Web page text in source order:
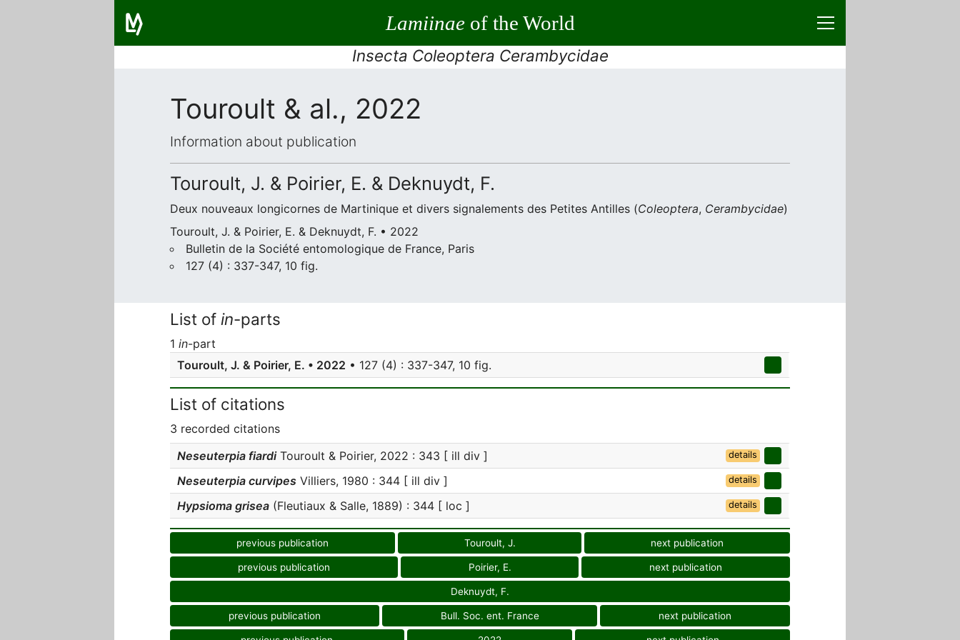
Lamiinaeof the World
Insecta Coleoptera Cerambycidae
Touroult & al., 2022
Information about publication
Touroult, J. & Poirier, E. & Deknuydt, F.
Deux nouveaux longicornes de Martinique et divers signalements des Petites Antilles (Coleoptera, Cerambycidae)
Touroult, J. & Poirier, E. & Deknuydt, F. • 2022
Bulletin de la Société entomologique de France, Paris
127 (4) : 337-347, 10 fig.
List of in-parts
1 in-part
Touroult, J. & Poirier, E. • 2022 • 127 (4) : 337-347, 10 fig.
List of citations
3 recorded citations
Neseuterpia fiardiTouroult & Poirier, 2022 : 343 [ ill div ] details
Neseuterpia curvipes Villiers, 1980 : 344 [ ill div ] details
Hypsioma grisea (Fleutiaux & Salle, 1889) : 344 [ loc ] details
previous publication Touroult, J. next publication
previous publication Poirier, E. next publication
Deknuydt, F.
previous publication Bull. Soc. ent. France next publication